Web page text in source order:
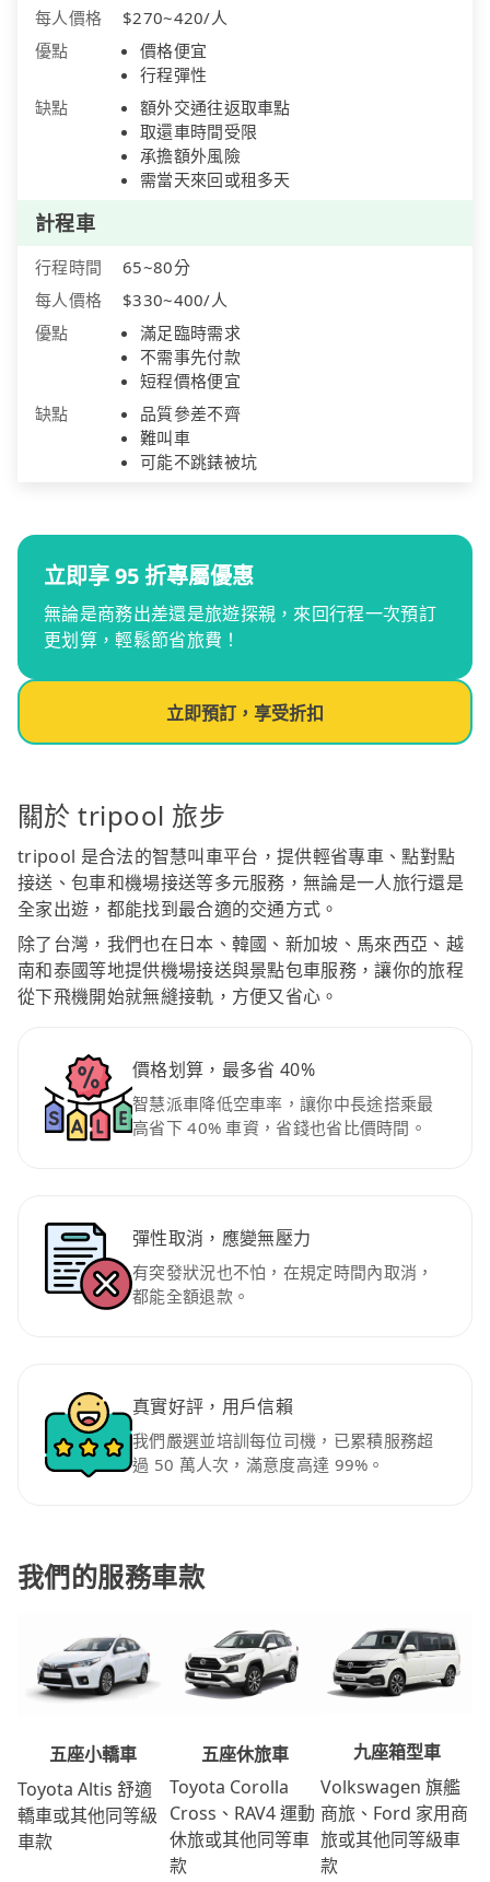
每人價格
$270~420/人
優點
價格便宜
行程彈性
缺點
額外交通往返取車點
取還車時間受限
承擔額外風險
需當天來回或租多天
計程車
行程時間
65~80分
每人價格
$330~400/人
優點
滿足臨時需求
不需事先付款
短程價格便宜
缺點
品質參差不齊
難叫車
可能不跳錶被坑
立即享 95 折專屬優惠
無論是商務出差還是旅遊探親，來回行程一次預訂
更划算，輕鬆節省旅費！
立即預訂，享受折扣
關於 tripool 旅步
tripool 是合法的智慧叫車平台，提供輕省專車、點對點
接送、包車和機場接送等多元服務，無論是一人旅行還是
全家出遊，都能找到最合適的交通方式。
除了台灣，我們也在日本、韓國、新加坡、馬來西亞、越
南和泰國等地提供機場接送與景點包車服務，讓你的旅程
從下飛機開始就無縫接軌，方便又省心。
價格划算，最多省 40%
智慧派車降低空車率，讓你中長途搭乘最
高省下 40% 車資，省錢也省比價時間。
彈性取消，應變無壓力
有突發狀況也不怕，在規定時間內取消，
都能全額退款。
真實好評，用戶信賴
我們嚴選並培訓每位司機，已累積服務超
過 50 萬人次，滿意度高達 99%。
我們的服務車款
五座小轎車
Toyota Altis 舒適
轎車或其他同等級
車款
五座休旅車
Toyota Corolla
Cross、RAV4 運動
休旅或其他同等車
款
九座箱型車
Volkswagen 旗艦
商旅、Ford 家用商
旅或其他同等級車
款